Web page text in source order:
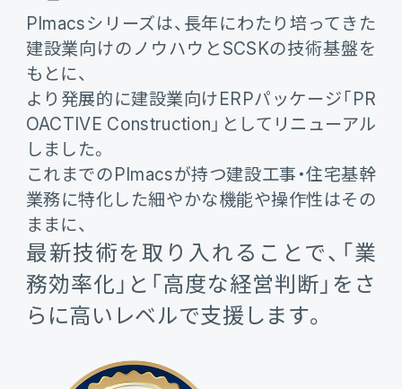
人事
給与
個人番号管理
給与明細閲覧
健康経営支援サービス
「Uwell（ユーウェル）」
販売管理
経営課題別オファリング
PImacsシリーズは、長年にわたり培ってきた
建設業向けのノウハウとSCSKの技術基盤を
もとに、
より発展的に建設業向けERPパッケージ「PR
OACTIVE Construction」としてリニューアル
しました。
これまでのPImacsが持つ建設工事・住宅基幹
業務に特化した細やかな機能や操作性はその
ままに、
最新技術を取り入れることで、「業
務効率化」と「高度な経営判断」をさ
らに高いレベルで支援します。